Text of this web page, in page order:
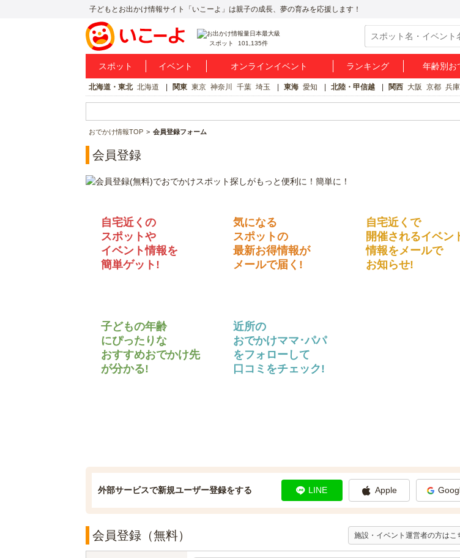
子どもとお出かけ情報サイト「いこーよ」は親子の成長、夢の育みを応援します！
スポット 101,135件
スポット イベント オンラインイベント ランキング 年齢別お
北海道・東北 北海道 関東 東京 神奈川 千葉 埼玉 東海 愛知 北陸・甲信越 関西 大阪 京都 兵庫
おでかけ情報TOP 会員登録フォーム
会員登録
自宅近くの
スポットや
イベント情報を
簡単ゲット!
気になる
スポットの
最新お得情報が
メールで届く!
自宅近くで
開催されるイベン
情報をメールで
お知らせ!
子どもの年齢
にぴったりな
おすすめおでかけ先
が分かる!
近所の
おでかけママ･パパ
をフォローして
口コミをチェック!
外部サービスで新規ユーザー登録をする LINE Apple
会員登録（無料） 施設・イベント運営者の方はこ